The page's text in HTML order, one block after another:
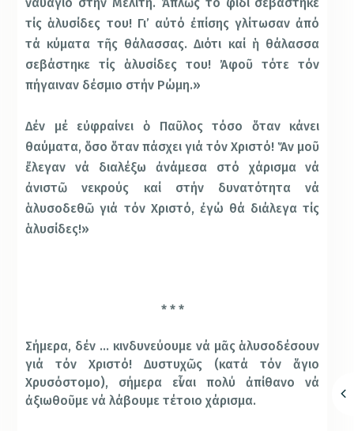
ναυάγιο στήν Μελίτη. Ἁπλῶς τό φίδι σεβάστηκε
τίς ἁλυσίδες του! Γι’ αὐτό ἐπίσης γλίτωσαν ἀπό
τά κύματα τῆς θάλασσας. Διότι καί ἡ θάλασσα
σεβάστηκε τίς ἁλυσίδες του! Ἀφοῦ τότε τόν
πήγαιναν δέσμιο στήν Ρώμη.»
Δέν μέ εὐφραίνει ὁ Παῦλος τόσο ὅταν κάνει
θαύματα, ὅσο ὅταν πάσχει γιά τόν Χριστό! Ἅν μοῦ
ἔλεγαν νά διαλέξω ἀνάμεσα στό χάρισμα νά
ἀνιστῶ νεκρούς καί στήν δυνατότητα νά
ἁλυσοδεθῶ γιά τόν Χριστό, ἐγώ θά διάλεγα τίς
ἁλυσίδες!»
* * *
Σήμερα, δέν … κινδυνεύουμε νά μᾶς ἁλυσοδέσουν
γιά τόν Χριστό! Δυστυχῶς (κατά τόν ἅγιο
Χρυσόστομο), σήμερα εἶναι πολύ ἀπίθανο νά
ἀξιωθοῦμε νά λάβουμε τέτοιο χάρισμα.